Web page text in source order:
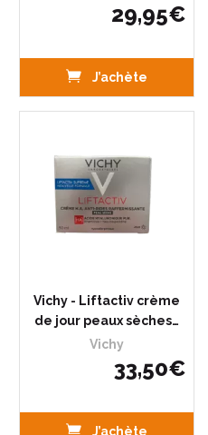
29,95€
J’achète
Vichy - Liftactiv crème
de jour peaux sèches…
Vichy
33,50€
J’achète